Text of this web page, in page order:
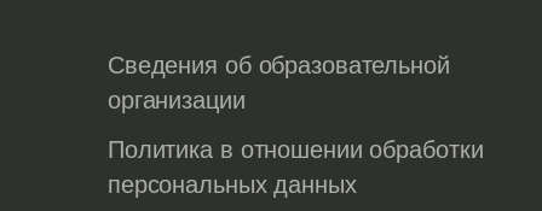
Сведения об образовательной
организации
Политика в отношении обработки
персональных данных